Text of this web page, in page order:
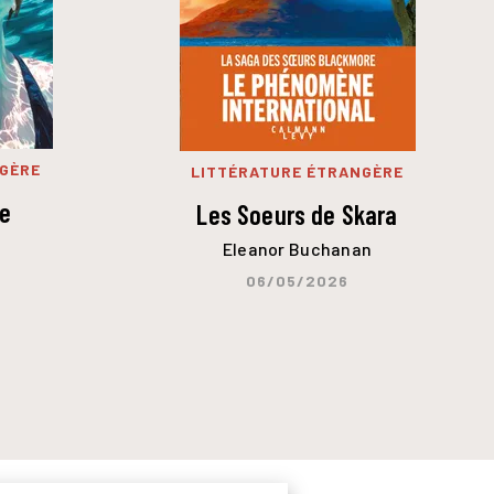
LITTÉRATURE ÉTRANGÈRE
Les Soeurs de Skara
Eleanor Buchanan
06/05/2026